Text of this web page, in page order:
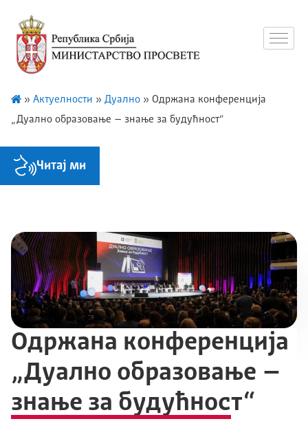
» Актуелности » Дуално » Одржана конференција
„Дуално образовање – знање за будућност“
Читај ми
Одржана конференција
„Дуално образовање –
знање за будућност“